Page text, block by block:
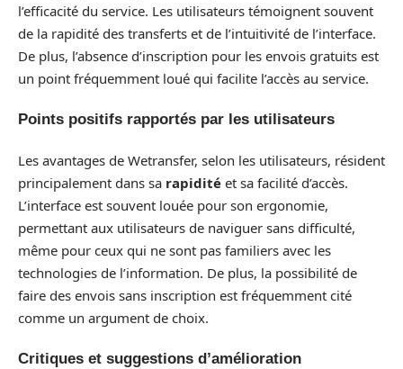
l’efficacité du service. Les utilisateurs témoignent souvent
de la rapidité des transferts et de l’intuitivité de l’interface.
De plus, l’absence d’inscription pour les envois gratuits est
un point fréquemment loué qui facilite l’accès au service.
Points positifs rapportés par les utilisateurs
Les avantages de Wetransfer, selon les utilisateurs, résident
principalement dans sa rapidité et sa facilité d’accès.
L’interface est souvent louée pour son ergonomie,
permettant aux utilisateurs de naviguer sans difficulté,
même pour ceux qui ne sont pas familiers avec les
technologies de l’information. De plus, la possibilité de
faire des envois sans inscription est fréquemment cité
comme un argument de choix.
Critiques et suggestions d’amélioration